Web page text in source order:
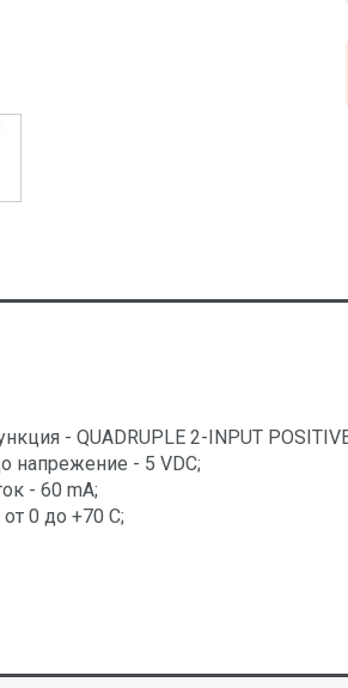
- QUADRUPLE 2-INPUT
напрежение - 5 VDC;
- 60 mA;
0 до +70 C;